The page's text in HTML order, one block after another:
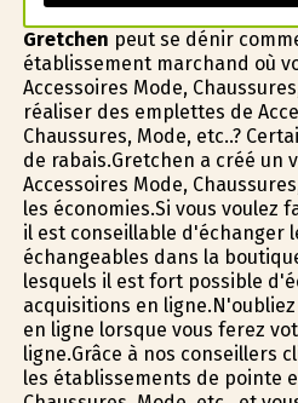
Gretchen peut se définir
établissement marchand où
Accessoires Mode,
réaliser des emplettes de
Chaussures, Mode, etc..?
de rabais.Gretchen a créé un
Accessoires Mode,
les économies.Si vous voulez
il est conseillable d'échanger
échangeables dans la
lesquels il est fort possible
acquisitions en
en ligne lorsque vous ferez
ligne.Grâce à nos conseillers
les établissements de pointe